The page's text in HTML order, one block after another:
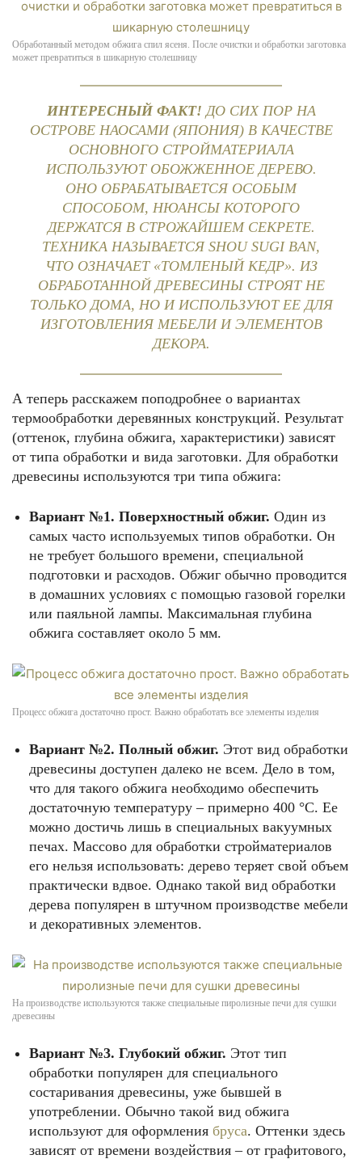
Обработанный методом обжига спил ясеня. После очистки и обработки заготовка
может превратиться в шикарную столешницу
ИНТЕРЕСНЫЙ ФАКТ! ДО СИХ ПОР НА
ОСТРОВЕ НАОСАМИ (ЯПОНИЯ) В КАЧЕСТВЕ
ОСНОВНОГО СТРОЙМАТЕРИАЛА
ИСПОЛЬЗУЮТ ОБОЖЖЕННОЕ ДЕРЕВО.
ОНО ОБРАБАТЫВАЕТСЯ ОСОБЫМ
СПОСОБОМ, НЮАНСЫ КОТОРОГО
ДЕРЖАТСЯ В СТРОЖАЙШЕМ СЕКРЕТЕ.
ТЕХНИКА НАЗЫВАЕТСЯ SHOU SUGI BAN,
ЧТО ОЗНАЧАЕТ «ТОМЛЕНЫЙ КЕДР». ИЗ
ОБРАБОТАННОЙ ДРЕВЕСИНЫ СТРОЯТ НЕ
ТОЛЬКО ДОМА, НО И ИСПОЛЬЗУЮТ ЕЕ ДЛЯ
ИЗГОТОВЛЕНИЯ МЕБЕЛИ И ЭЛЕМЕНТОВ
ДЕКОРА.
А теперь расскажем поподробнее о вариантах
термообработки деревянных конструкций. Результат
(оттенок, глубина обжига, характеристики) зависят
от типа обработки и вида заготовки. Для обработки
древесины используются три типа обжига:
Вариант №1. Поверхностный обжиг. Один из
самых часто используемых типов обработки. Он
не требует большого времени, специальной
подготовки и расходов. Обжиг обычно проводится
в домашних условиях с помощью газовой горелки
или паяльной лампы. Максимальная глубина
обжига составляет около 5 мм.
Процесс обжига достаточно прост. Важно обработать все элементы изделия
Вариант №2. Полный обжиг. Этот вид обработки
древесины доступен далеко не всем. Дело в том,
что для такого обжига необходимо обеспечить
достаточную температуру – примерно 400 °C. Ее
можно достичь лишь в специальных вакуумных
печах. Массово для обработки стройматериалов
его нельзя использовать: дерево теряет свой объем
практически вдвое. Однако такой вид обработки
дерева популярен в штучном производстве мебели
и декоративных элементов.
На производстве используются также специальные пиролизные печи для сушки
древесины
Вариант №3. Глубокий обжиг. Этот тип
обработки популярен для специального
состаривания древесины, уже бывшей в
употреблении. Обычно такой вид обжига
используют для оформления бруса. Оттенки здесь
зависят от времени воздействия – от графитового,